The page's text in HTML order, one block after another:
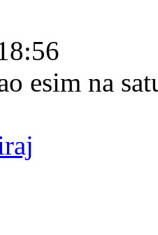
esim na